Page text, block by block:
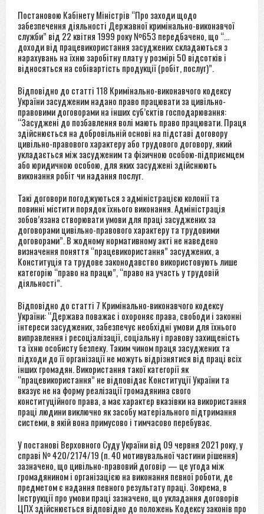
Постановою Кабінету Міністрів “Про заходи щодо
забезпечення діяльності Державної кримінально-виконавчої
служби” від 22 квітня 1999 року №653 передбачено, що “…
доходи від працевикористання засуджених складаються з
нарахувань на їхню заробітну плату у розмірі 50 відсотків і
відносяться на собівартість продукції (робіт, послуг)”.
Відповідно до статті 118 Кримінально-виконавчого кодексу
України засудженим надано право працювати за цивільно-
правовими договорами на інших суб’єктів господарювання:
“Засуджені до позбавлення волі мають право працювати. Праця
здійснюється на добровільній основі на підставі договору
цивільно-правового характеру або трудового договору, який
укладається між засудженим та фізичною особою-підприємцем
або юридичною особою, для яких засуджені здійснюють
виконання робіт чи надання послуг.
Такі договори погоджуються з адміністрацією колонії та
повинні містити порядок їхнього виконання. Адміністрація
зобов’язана створювати умови для праці засуджених за
договорами цивільно-правового характеру та трудовими
договорами”. В жодному нормативному акті не наведено
визначення поняття “працевикористання” засуджених, а
Конституція та трудове законодавство використовують лише
категорію “право на працю”, “право на участь у трудовій
діяльності”.
Відповідно до статті 7 Кримінально-виконавчого кодексу
України: “Держава поважає і охороняє права, свободи і законні
інтереси засуджених, забезпечує необхідні умови для їхнього
виправлення і ресоціалізації, соціальну і правову захищеність
та їхню особисту безпеку. Таким чином праця засуджених та
підходи до її організації не можуть відрізнятися від праці всіх
інших громадян. Використання такої категорії як
“працевикористання” не відповідає Конституції України та
вказує не на форму реалізації громадянина свого
конституційного права, а має характер вказівки на використання
праці людини виключно як засобу матеріального підтримання
системи, в якій вона примусово і тимчасово перебуває.
У постанові Верховного Суду України від 09 червня 2021 року, у
справі № 420/2174/19 (п. 40 мотивувальної частини рішення)
зазначено, що цивільно-правовий договір — це угода між
громадянином і організацією на виконання певної роботи, де
предметом є надання певного результату праці. Зокрема, в
Інструкції про умови праці зазначено, що укладання договорів
ЦПХ здійснюється відповідно до положень Кодексу законів про